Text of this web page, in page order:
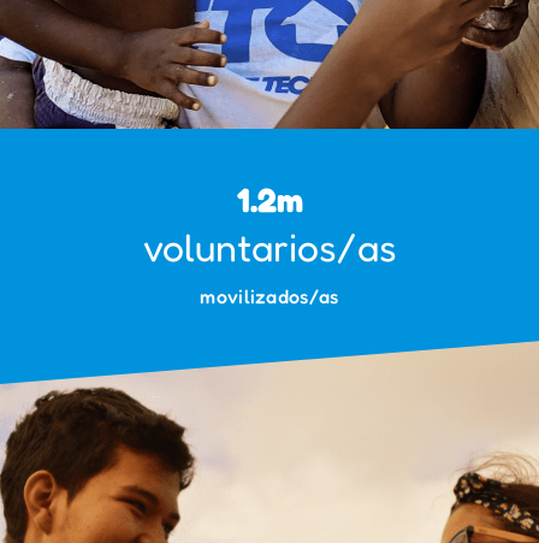
voluntarios/as
1.2m
movilizados/as